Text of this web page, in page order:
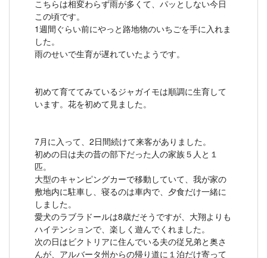
こちらは相変わらず雨が多くて、パッとしない今日
この頃です。
1週間ぐらい前にやっと路地物のいちごを手に入れま
した。
雨のせいで生育が遅れていたようです。
初めて育ててみているジャガイモは順調に生育して
います。花を初めて見ました。
7月に入って、2日間続けて来客がありました。
初めの日は夫の昔の部下だった人の家族５人と１
匹。
大型のキャンピングカーで移動していて、我が家の
敷地内に駐車し、寝るのは車内で、夕食だけ一緒に
しました。
愛犬のラブラドールは8歳だそうですが、大翔よりも
ハイテンションで、楽しく遊んでくれました。
次の日はビクトリアに住んでいる夫の従兄弟と奥さ
んが、アルバータ州からの帰り道に１泊だけ寄って